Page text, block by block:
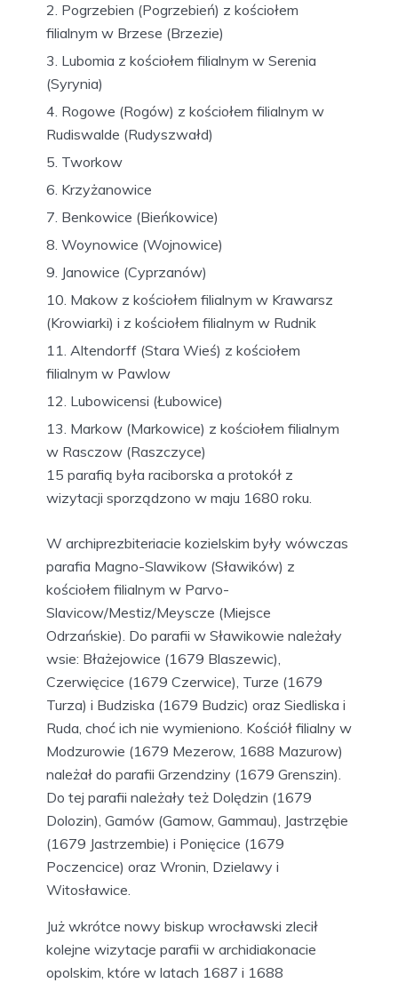
Pogrzebien (Pogrzebień) z kościołem
filialnym w Brzese (Brzezie)
Lubomia z kościołem filialnym w Serenia
(Syrynia)
Rogowe (Rogów) z kościołem filialnym w
Rudiswalde (Rudyszwałd)
Tworkow
Krzyżanowice
Benkowice (Bieńkowice)
Woynowice (Wojnowice)
Janowice (Cyprzanów)
Makow z kościołem filialnym w Krawarsz
(Krowiarki) i z kościołem filialnym w Rudnik
Altendorff (Stara Wieś) z kościołem
filialnym w Pawlow
Lubowicensi (Łubowice)
Markow (Markowice) z kościołem filialnym
w Rasczow (Raszczyce)
15 parafią była raciborska a protokół z
wizytacji sporządzono w maju 1680 roku.
W archiprezbiteriacie kozielskim były wówczas
parafia Magno-Slawikow (Sławików) z
kościołem filialnym w Parvo-
Slavicow/Mestiz/Meyscze (Miejsce
Odrzańskie). Do parafii w Sławikowie należały
wsie: Błażejowice (1679 Blaszewic),
Czerwięcice (1679 Czerwice), Turze (1679
Turza) i Budziska (1679 Budzic) oraz Siedliska i
Ruda, choć ich nie wymieniono. Kościół filialny w
Modzurowie (1679 Mezerow, 1688 Mazurow)
należał do parafii Grzendziny (1679 Grenszin).
Do tej parafii należały też Dolędzin (1679
Dolozin), Gamów (Gamow, Gammau), Jastrzębie
(1679 Jastrzembie) i Ponięcice (1679
Poczencice) oraz Wronin, Dzielawy i
Witosławice.
Już wkrótce nowy biskup wrocławski zlecił
kolejne wizytacje parafii w archidiakonacie
opolskim, które w latach 1687 i 1688